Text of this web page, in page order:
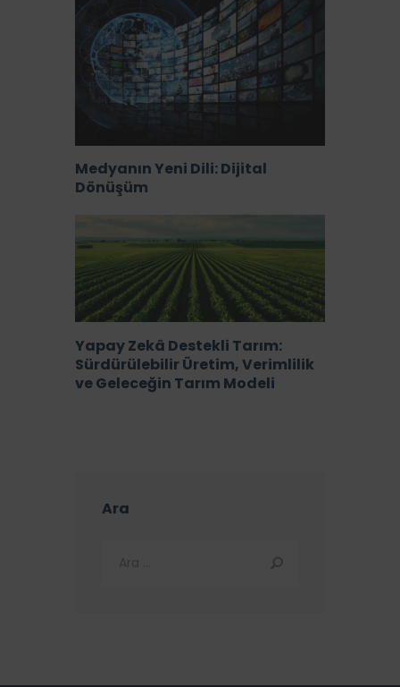
Medyanın Yeni Dili: Dijital
Dönüşüm
Yapay Zekâ Destekli Tarım:
Sürdürülebilir Üretim, Verimlilik
ve Geleceğin Tarım Modeli
Ara